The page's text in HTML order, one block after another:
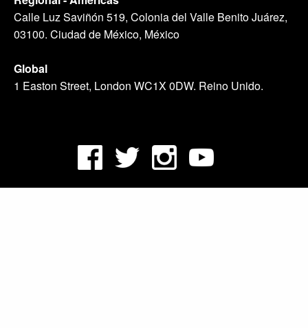
Calle Luz Saviñón 519, Colonia del Valle Benito Juárez,
03100. Ciudad de México, México
Global
1 Easton Street, London WC1X 0DW. Reino Unido.